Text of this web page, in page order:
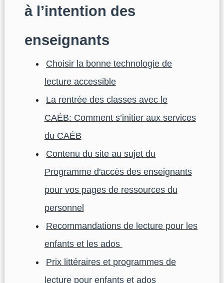
à l’intention des
enseignants
Choisir la bonne technologie de
lecture accessible
La rentrée des classes avec le
CAÉB: Comment s’initier aux services
du CAÉB
Contenu du site au sujet du
Programme d'accès des enseignants
pour vos pages de ressources du
personnel
Recommandations de lecture pour les
enfants et les ados
Prix littéraires et programmes de
lecture pour enfants et ados